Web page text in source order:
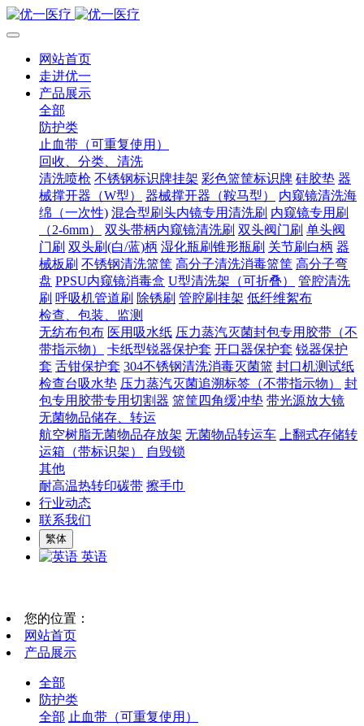
网站首页
走进优一
产品展示
全部
防护类
止血带（可重复使用）
回收、分类、清洗
清洗喷枪 不锈钢标识牌挂架 彩色篮筐标识牌 硅胶垫 器
械撑开器（W型）
器械撑开器（鞍马型）
内窥镜清洗海
绵（一次性) 混合型刷头内镜专用清洗刷 内窥镜专用刷
（2-6mm）
双头带柄内窥镜清洗刷 双头阀门刷 单头阀
门刷 双头刷(白/蓝)柄 湿化瓶刷锥形瓶刷 关节刷白柄 器
械板刷 不锈钢清洗篮筐 高分子清洗消毒篮筐 高分子弯
盘 PPSU内窥镜消毒盒 U型清洗架（可折叠）
管腔清洗
刷 呼吸机管道刷 除锈刷 管腔刷挂架 低纤维絮布
检查、包装、监测
无纺布包布 医用吸水纸 压力蒸汽灭菌封包专用胶带（不
带指示物）
卡纸型锐器保护套 开口器保护套 锐器保护
套 舌钳保护套 304不锈钢清洗消毒灭菌篮 封口机测试纸
检查台吸水垫 压力蒸汽灭菌追溯标签（不带指示物）
封
包专用胶带专用切割器 篮筐四角缓冲垫 带光源放大镜
无菌物品储存、转运
航空树脂无菌物品存放架 无菌物品转运车
上翻式存储转
运箱（带标识架）
自毁锁
其他
耐高温热转印碳带 擦手巾
行业动态
联系我们
繁体
英语
您的位置：
网站首页
产品展示
全部
防护类
全部 止血带（可重复使用）